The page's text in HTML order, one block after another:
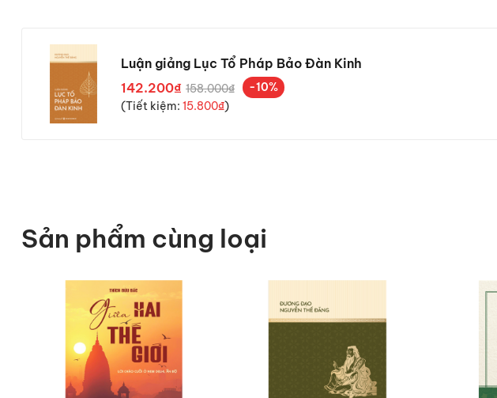
Phẩm Cơ Duyên
Phẩm Đốn Tiệm
Phẩm Hộ Pháp
Phẩm Phó Chúc
hành giả mong cầu tinh tấn trên lộ trình tu tập theo
Luận giảng Kinh Lăng Nghiêm
Luận giảng Kinh Viên Giác
THÔNG TIN TÁC GIẢ
Luận giảng Lục Tổ Pháp Bảo Đàn Kinh
142.200₫ 158.000₫
-10%
(Tiết kiệm: 15.800₫)
Sản phẩm cùng loại